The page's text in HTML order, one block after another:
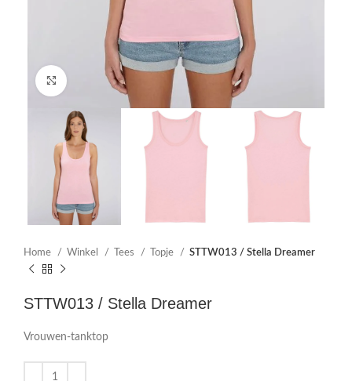
Click to enlarge
Home Winkel Tees Topje STTW013 / Stella Dreamer
STTW013 / Stella Dreamer
Vrouwen-tanktop